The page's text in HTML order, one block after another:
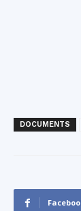
DOCUMENTS